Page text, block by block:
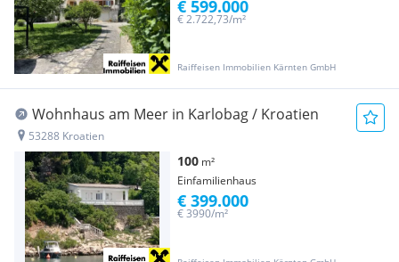
Raiffeisen Immobilien Kärnten GmbH
€ 2.722,73/m²
€ 599.000
Wohnhaus am Meer in Karlobag / Kroatien
53288 Kroatien
100 m²
Einfamilienhaus
€ 3990/m²
€ 399.000